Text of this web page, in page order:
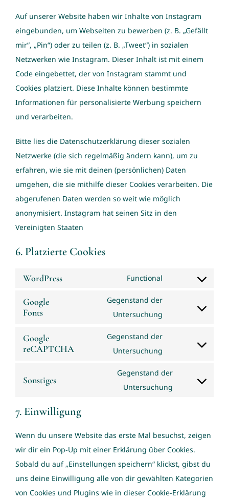
Auf unserer Website haben wir Inhalte von Instagram
eingebunden, um Webseiten zu bewerben (z. B. „Gefällt
mir“, „Pin“) oder zu teilen (z. B. „Tweet“) in sozialen
Netzwerken wie Instagram. Dieser Inhalt ist mit einem
Code eingebettet, der von Instagram stammt und
Cookies platziert. Diese Inhalte können bestimmte
Informationen für personalisierte Werbung speichern
und verarbeiten.
Bitte lies die Datenschutzerklärung dieser sozialen
Netzwerke (die sich regelmäßig ändern kann), um zu
erfahren, wie sie mit deinen (persönlichen) Daten
umgehen, die sie mithilfe dieser Cookies verarbeiten. Die
abgerufenen Daten werden so weit wie möglich
anonymisiert. Instagram hat seinen Sitz in den
Vereinigten Staaten
6. Platzierte Cookies
WordPress Functional
Google
Fonts
Gegenstand der
Untersuchung
fonts
Google
reCAPTCHA
Gegenstand der
Untersuchung
google-
Sonstiges
Gegenstand der
Untersuchung
Consent
7. Einwilligung
Wenn du unsere Website das erste Mal besuchst, zeigen
wir dir ein Pop-Up mit einer Erklärung über Cookies.
Sobald du auf „Einstellungen speichern“ klickst, gibst du
uns deine Einwilligung alle von dir gewählten Kategorien
von Cookies und Plugins wie in dieser Cookie-Erklärung